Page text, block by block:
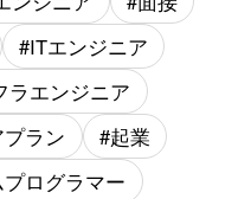
ITエンジニア
ラエンジニア
ラン
起業
ログラマー